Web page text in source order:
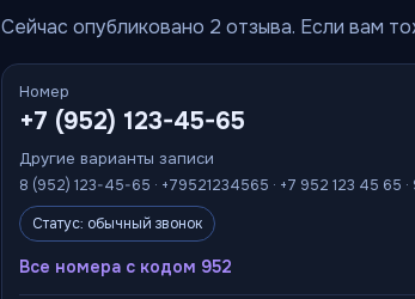
Сейчас опубликовано 2 отзыва. Если вам
Номер
+7 (952) 123-45-65
Другие варианты записи
8 (952) 123-45-65 · +79521234565 · +7 952 123 45 65
Статус: обычный звонок
Все номера с кодом 952